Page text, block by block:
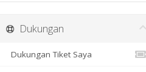
Dukungan
Dukungan Tiket Saya